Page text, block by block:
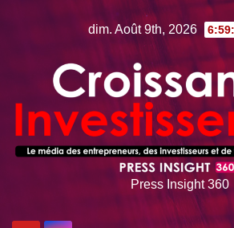
dim. Août 9th, 2026
Press Insight 360